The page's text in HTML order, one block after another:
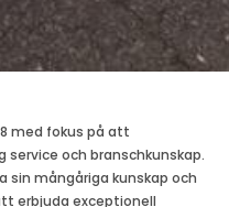
med fokus på att
och branschkunskap.
sin mångåriga kunskap och
erbjuda exceptionell